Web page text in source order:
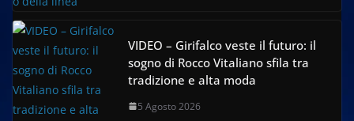
VIDEO – Girifalco veste il futuro: il
sogno di Rocco Vitaliano sfila tra
tradizione e alta moda
5 Agosto 2026